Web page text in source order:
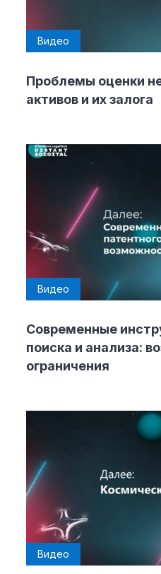
Видео
Проблемы оценки
активов и их залога
Видео
Современные
поиска и анализа:
ограничения
Видео